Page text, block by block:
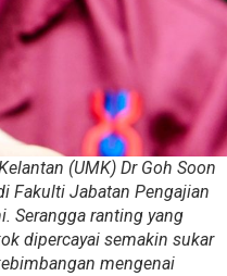
(UMK) Dr Goh Soon
Fakulti Jabatan Pengajian
Serangga ranting yang
dipercayai semakin sukar
mengenai